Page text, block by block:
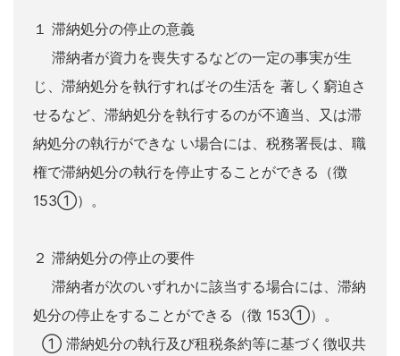
１ 滞納処分の停止の意義
滞納者が資力を喪失するなどの一定の事実が生
じ、滞納処分を執行すればその生活を 著しく窮迫さ
せるなど、滞納処分を執行するのが不適当、又は滞
納処分の執行ができな い場合には、税務署長は、職
権で滞納処分の執行を停止することができる（徴
153①）。
２ 滞納処分の停止の要件
滞納者が次のいずれかに該当する場合には、滞納
処分の停止をすることができる（徴 153①）。
① 滞納処分の執行及び租税条約等に基づく徴収共